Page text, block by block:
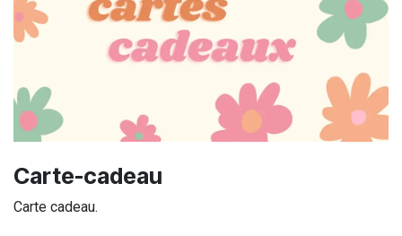
Carte-cadeau
Carte cadeau.